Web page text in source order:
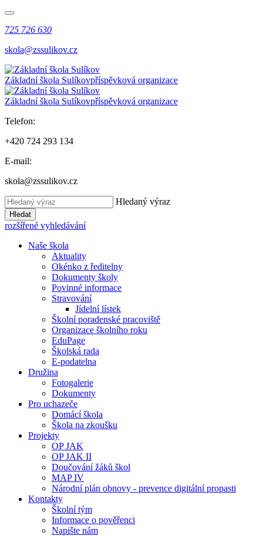
725 726 630
skola@zssulikov.cz
Základní škola Sulíkovpříspěvková organizace
Základní škola Sulíkovpříspěvková organizace
Telefon:
+420 724 293 134
E-mail:
skola@zssulikov.cz
Hledaný výraz
Hledat
rozšířené vyhledávání
Naše škola
Aktuality
Okénko z ředitelny
Dokumenty školy
Povinné informace
Stravování
Jídelní lístek
Školní poradenské pracoviště
Organizace školního roku
EduPage
Školská rada
E-podatelna
Družina
Fotogalerie
Dokumenty
Pro uchazeče
Domácí škola
Škola na zkoušku
Projekty
OP JAK
OP JAK II
Doučování žáků škol
MAP IV
Národní plán obnovy - prevence digitální propasti
Kontakty
Školní tým
Informace o pověřenci
Napište nám